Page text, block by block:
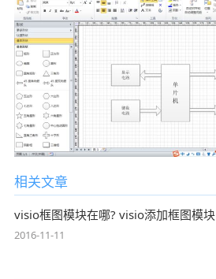
相关文章
visio框图模块在哪? visio添加框图模块
2016-11-11